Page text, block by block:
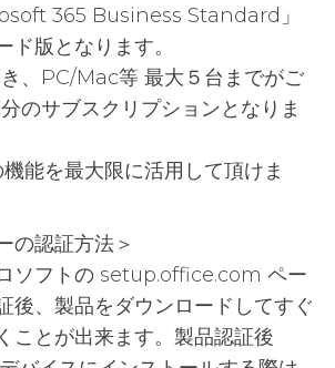
365 Business Standard」
ド版となります。
、PC/Mac等 最大５台までがご
のサブスクリプションとなりま
能を最大限に活用して頂けま
の認証方法＞
ソフトの setup.office.com ペー
後、製品をダウンロードしてすぐ
ことが出来ます。製品認証後